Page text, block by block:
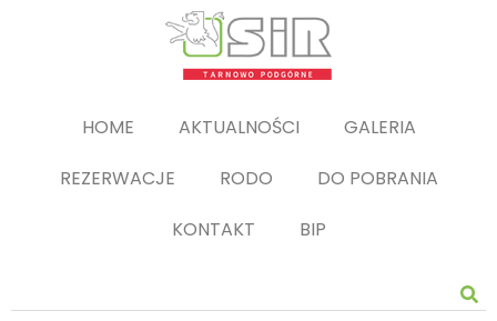
HOME AKTUALNOŚCI
GALERIA
REZERWACJE
RODO
DO POBRANIA
KONTAKT
BIP